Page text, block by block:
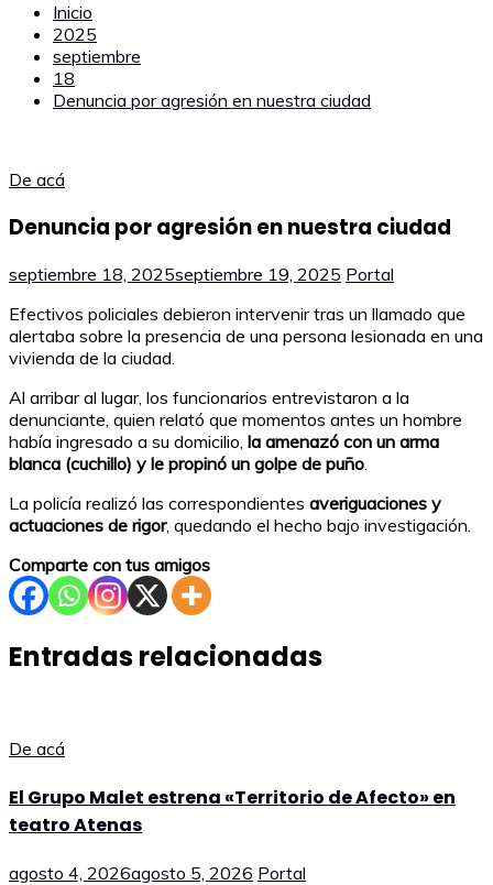
Inicio
2025
septiembre
18
Denuncia por agresión en nuestra ciudad
De acá
Denuncia por agresión en nuestra ciudad
septiembre 18, 2025septiembre 19, 2025 Portal
Efectivos policiales debieron intervenir tras un llamado que
alertaba sobre la presencia de una persona lesionada en una
vivienda de la ciudad.
Al arribar al lugar, los funcionarios entrevistaron a la
denunciante, quien relató que momentos antes un hombre
había ingresado a su domicilio, la amenazó con un arma
blanca (cuchillo) y le propinó un golpe de puño.
La policía realizó las correspondientes averiguaciones y
actuaciones de rigor, quedando el hecho bajo investigación.
Comparte con tus amigos
Entradas relacionadas
De acá
El Grupo Malet estrena «Territorio de Afecto» en
teatro Atenas
agosto 4, 2026agosto 5, 2026 Portal